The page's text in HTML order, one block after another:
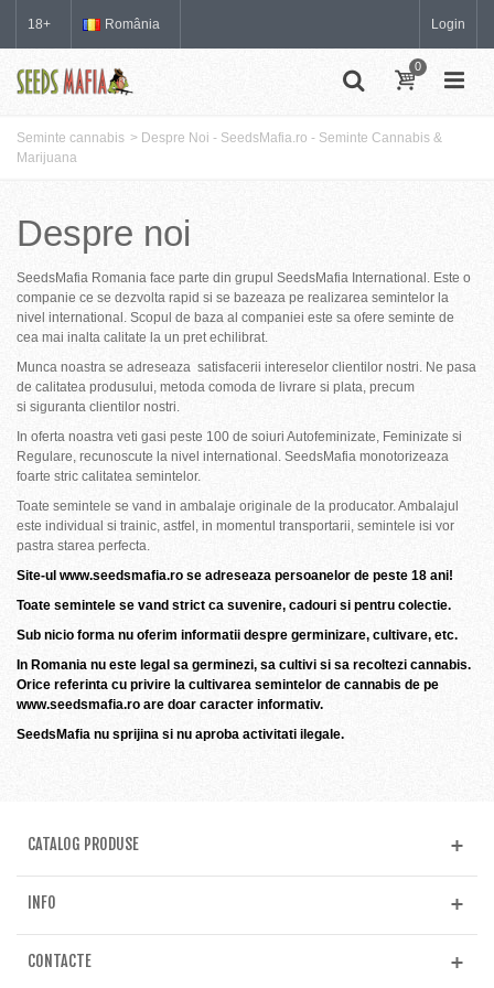
18+ România Login
0
Seminte cannabis > Despre Noi - SeedsMafia.ro - Seminte Cannabis &
Marijuana
Despre noi
SeedsMafia Romania face parte din grupul SeedsMafia International. Este o
companie ce se dezvolta rapid si se bazeaza pe realizarea semintelor la
nivel international. Scopul de baza al companiei este sa ofere seminte de
cea mai inalta calitate la un pret echilibrat.
Munca noastra se adreseaza satisfacerii intereselor clientilor nostri. Ne pasa
de calitatea produsului, metoda comoda de livrare si plata, precum
si siguranta clientilor nostri.
In oferta noastra veti gasi peste 100 de soiuri Autofeminizate, Feminizate si
Regulare, recunoscute la nivel international. SeedsMafia monotorizeaza
foarte stric calitatea semintelor.
Toate semintele se vand in ambalaje originale de la producator. Ambalajul
este individual si trainic, astfel, in momentul transportarii, semintele isi vor
pastra starea perfecta.
Site-ul www.seedsmafia.ro se adreseaza persoanelor de peste 18 ani!
Toate semintele se vand strict ca suvenire, cadouri si pentru colectie.
Sub nicio forma nu oferim informatii despre germinizare, cultivare, etc.
In Romania nu este legal sa germinezi, sa cultivi si sa recoltezi cannabis.
Orice referinta cu privire la cultivarea semintelor de cannabis de pe
www.seedsmafia.ro are doar caracter informativ.
SeedsMafia nu sprijina si nu aproba activitati ilegale.
CATALOG PRODUSE
INFO
CONTACTE